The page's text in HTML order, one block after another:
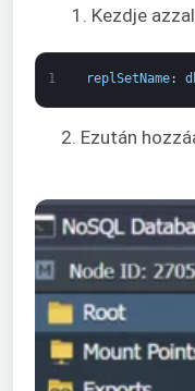
Kezdje
1 replSetName:
2. Ezután